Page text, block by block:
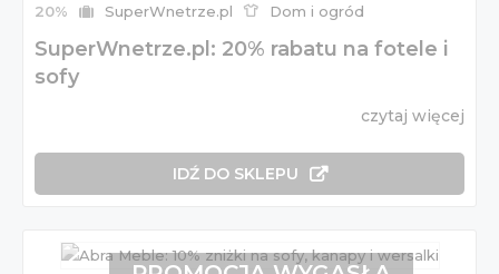
20% SuperWnetrze.pl Dom i ogród
SuperWnetrze.pl: 20% rabatu na fotele i
sofy
czytaj więcej
IDŹ DO SKLEPU